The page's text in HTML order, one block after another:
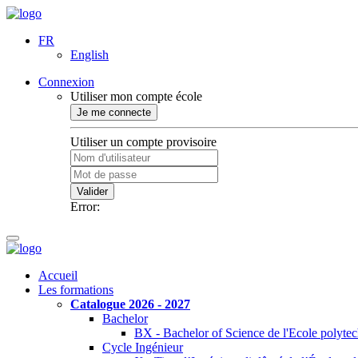
FR
English
Connexion
Utiliser mon compte école
Je me connecte
Utiliser un compte provisoire
Valider
Error:
Accueil
Les formations
Catalogue 2026 - 2027
Bachelor
BX - Bachelor of Science de l'Ecole
Cycle Ingénieur